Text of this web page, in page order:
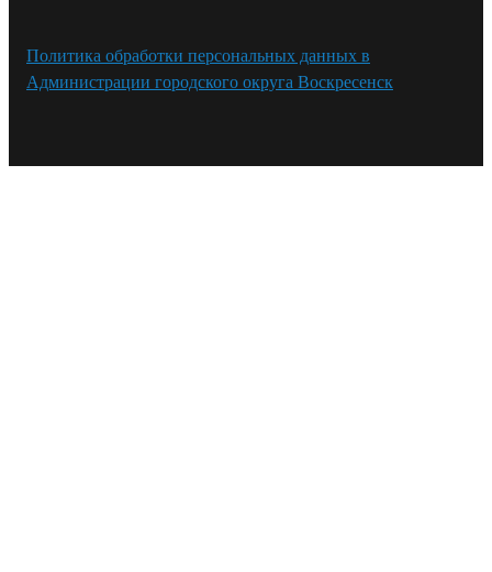
Политика обработки персональных данных в
Администрации городского округа Воскресенск